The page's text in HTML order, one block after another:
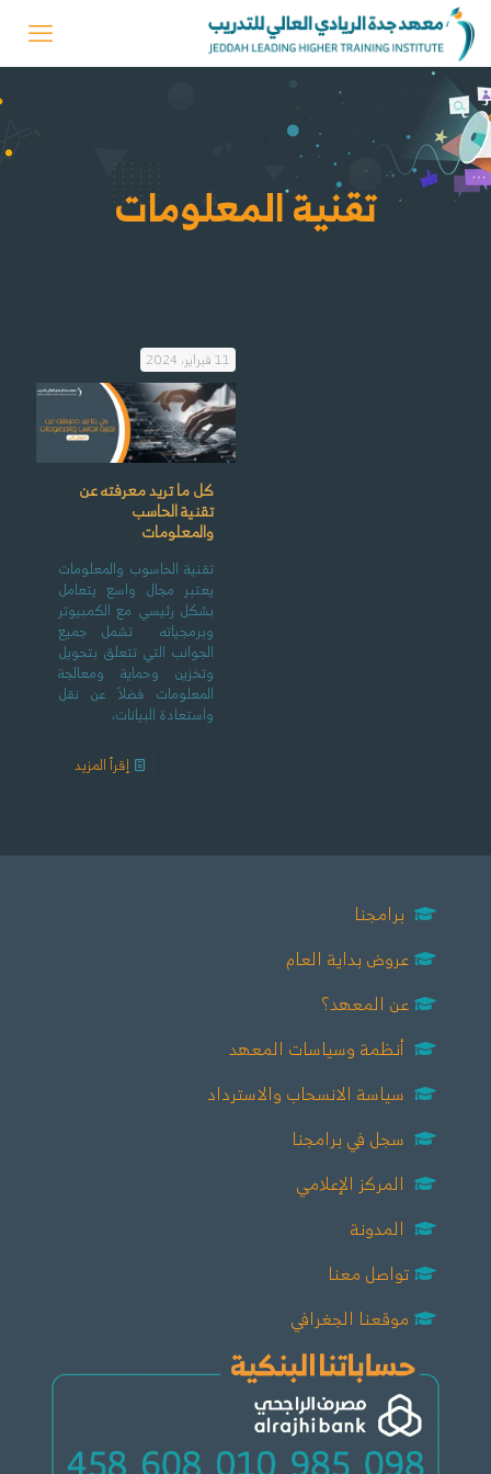
تقنية المعلومات
11 فبراير، 2024
كل ما تريد معرفته عن
تقنية الحاسب
والمعلومات
تقنية الحاسوب والمعلومات
يعتبر مجال واسع يتعامل
بشكل رئيسي مع الكمبيوتر
وبرمجياته تشمل جميع
الجوانب التي تتعلق بتحويل
وتخزين وحماية ومعالجة
المعلومات فضلاً عن نقل
واستعادة البيانات،
إقرأ المزيد
برامجنا
عروض بداية العام
عن المعهد؟
أنظمة وسياسات المعهد
سياسة الانسحاب والاسترداد
سجل في برامجنا
المركز الإعلامي
المدونة
تواصل معنا
موقعنا الجغرافي